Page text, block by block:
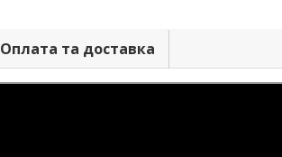
Оплата та доставка